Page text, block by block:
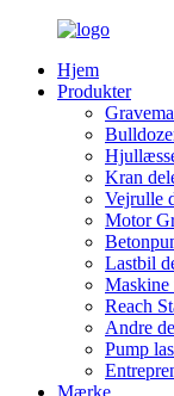
Hjem
Produkter
Kran
Vejrulle
Motor
Lastbil
Maskine
Reach
Andre
Pump
Mærke